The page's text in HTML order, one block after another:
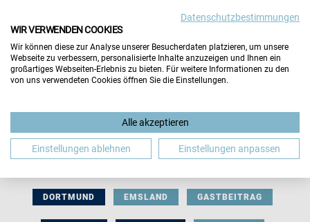
BERUFLICHE ORIENTIERUNG BEWERBUNG
DORTMUND EMSLAND GASTBEITRAG
Datenschutzbestimmungen
WIR VERWENDEN COOKIES
Wir können diese zur Analyse unserer Besucherdaten platzieren, um unsere
Webseite zu verbessern, personalisierte Inhalte anzuzeigen und Ihnen ein
großartiges Webseiten-Erlebnis zu bieten. Für weitere Informationen zu den
von uns verwendeten Cookies öffnen Sie die Einstellungen.
Alle akzeptieren
Einstellungen ablehnen Einstellungen anpassen